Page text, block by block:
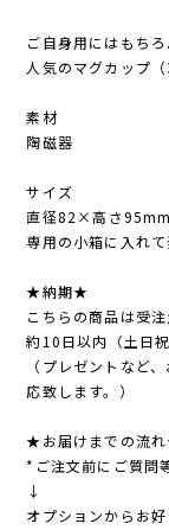
ご自身用にはもち
人気のマグカップ
素材
陶磁器
サイズ
直径82×高さ95mm
専用の小箱に入れて
★納期★
こちらの商品は受注
約10日以内（土日祝
（プレゼントなど
応致します。）
★お届けまでの流
*ご注文前にご質問
↓
オプションからお